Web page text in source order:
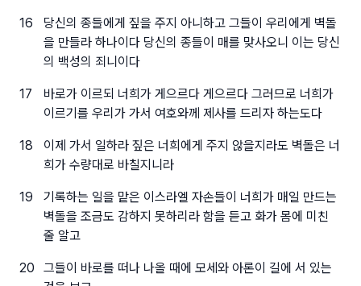
16
당신의 종들에게 짚을 주지 아니하고 그들이 우리에게 벽돌
을 만들라 하나이다 당신의 종들이 매를 맞사오니 이는 당신
의 백성의 죄니이다
17
바로가 이르되 너희가 게으르다 게으르다 그러므로 너희가
이르기를 우리가 가서 여호와께 제사를 드리자 하는도다
18
이제 가서 일하라 짚은 너희에게 주지 않을지라도 벽돌은 너
희가 수량대로 바칠지니라
19
기록하는 일을 맡은 이스라엘 자손들이 너희가 매일 만드는
벽돌을 조금도 감하지 못하리라 함을 듣고 화가 몸에 미친
줄 알고
20
그들이 바로를 떠나 나올 때에 모세와 아론이 길에 서 있는